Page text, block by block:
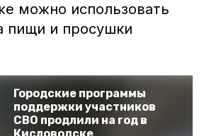
можно использовать
пищи и просушки
Городские программы
поддержки участников
СВО продлили на год в